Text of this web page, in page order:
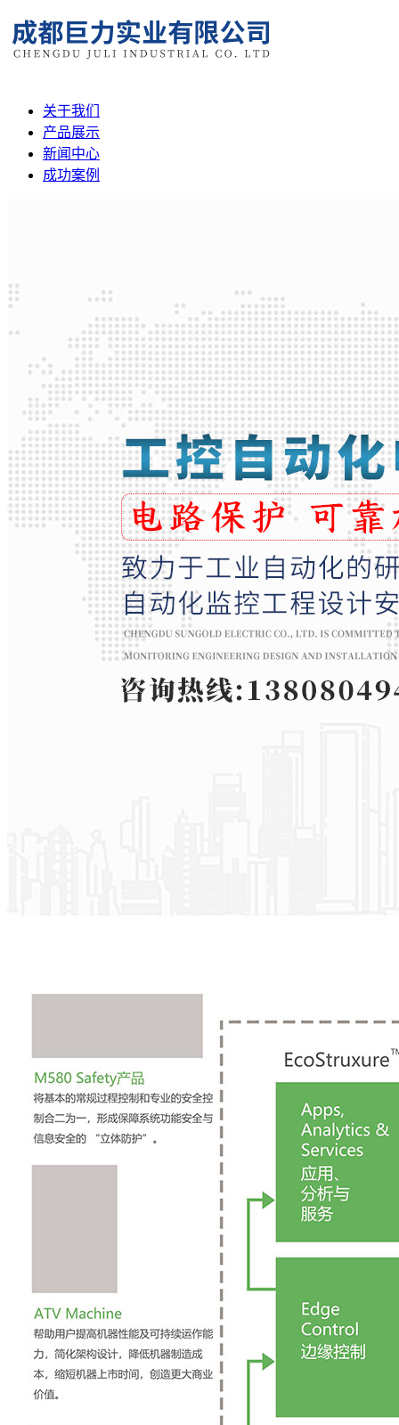
关于我们
产品展示
新闻中心
成功案例